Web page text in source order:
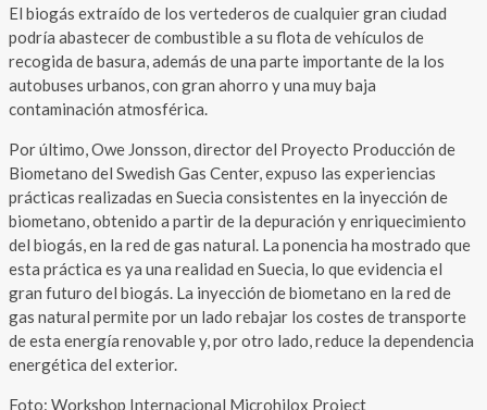
El biogás extraído de los vertederos de cualquier gran ciudad
podría abastecer de combustible a su flota de vehículos de
recogida de basura, además de una parte importante de la los
autobuses urbanos, con gran ahorro y una muy baja
contaminación atmosférica.
Por último, Owe Jonsson, director del Proyecto Producción de
Biometano del Swedish Gas Center, expuso las experiencias
prácticas realizadas en Suecia consistentes en la inyección de
biometano, obtenido a partir de la depuración y enriquecimiento
del biogás, en la red de gas natural. La ponencia ha mostrado que
esta práctica es ya una realidad en Suecia, lo que evidencia el
gran futuro del biogás. La inyección de biometano en la red de
gas natural permite por un lado rebajar los costes de transporte
de esta energía renovable y, por otro lado, reduce la dependencia
energética del exterior.
Foto: Workshop Internacional Microhilox Project